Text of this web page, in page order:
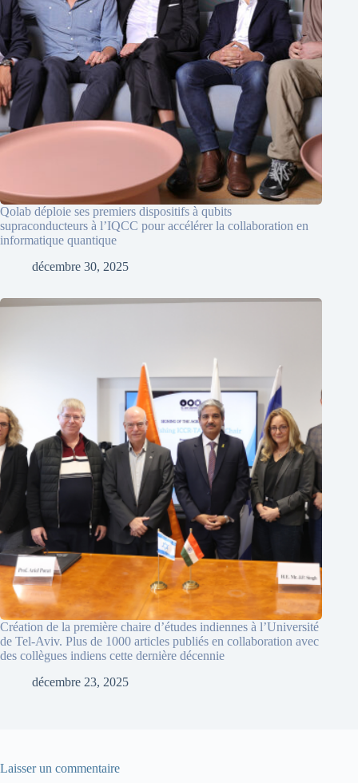
Qolab déploie ses premiers dispositifs à qubits
supraconducteurs à l’IQCC pour accélérer la collaboration en
informatique quantique
décembre 30, 2025
Création de la première chaire d’études indiennes à l’Université
de Tel-Aviv. Plus de 1000 articles publiés en collaboration avec
des collègues indiens cette dernière décennie
décembre 23, 2025
Laisser un commentaire